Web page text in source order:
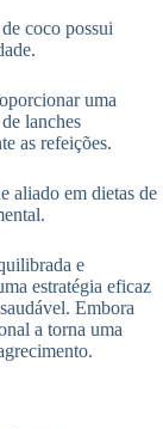
coco possui
uma
lanches
as refeições.
aliado em dietas de
e
estratégia eficaz
Embora
a torna uma